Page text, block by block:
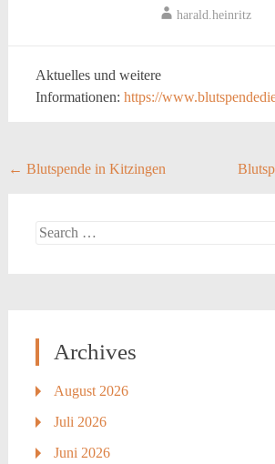
harald.heinritz
Aktuelles und weitere
Informationen: https://
Post
← Blutspende in Kitzingen
Search
Archives
August 2026
Juli 2026
Juni 2026